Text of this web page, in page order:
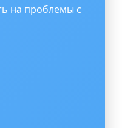
на проблемы с